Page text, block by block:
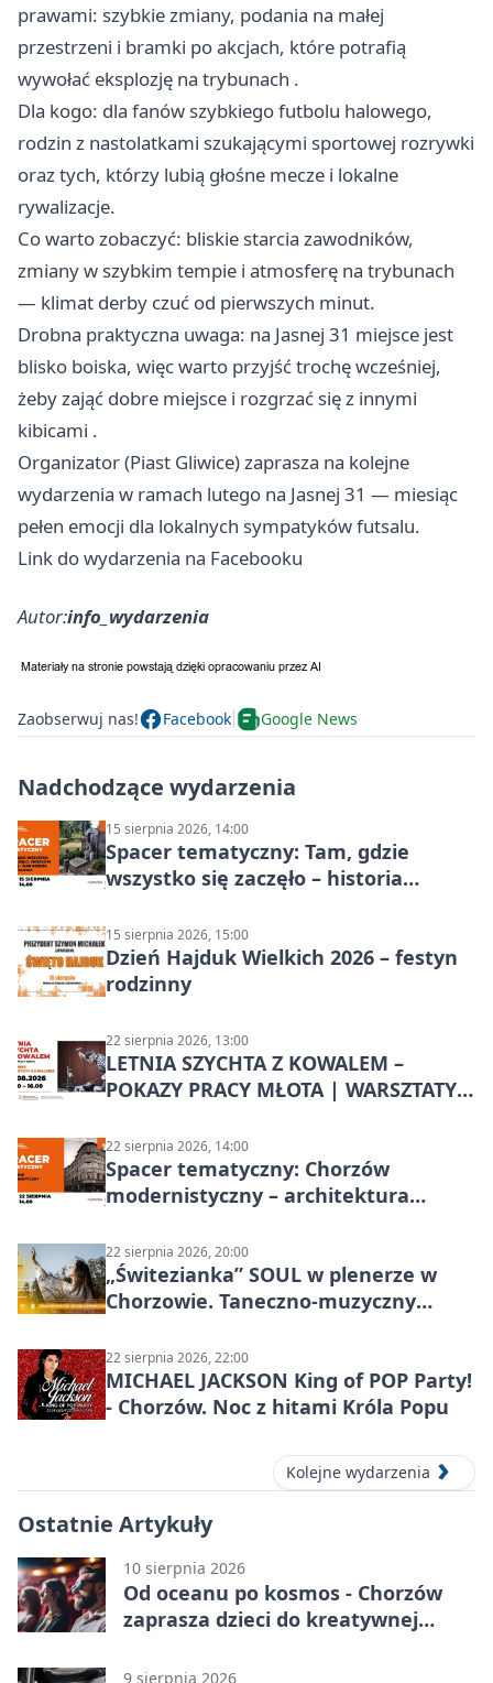
prawami: szybkie zmiany, podania na małej
przestrzeni i bramki po akcjach, które potrafią
wywołać eksplozję na trybunach .
Dla kogo: dla fanów szybkiego futbolu halowego,
rodzin z nastolatkami szukającymi sportowej rozrywki
oraz tych, którzy lubią głośne mecze i lokalne
rywalizacje.
Co warto zobaczyć: bliskie starcia zawodników,
zmiany w szybkim tempie i atmosferę na trybunach
— klimat derby czuć od pierwszych minut.
Drobna praktyczna uwaga: na Jasnej 31 miejsce jest
blisko boiska, więc warto przyjść trochę wcześniej,
żeby zająć dobre miejsce i rozgrzać się z innymi
kibicami .
Organizator (Piast Gliwice) zaprasza na kolejne
wydarzenia w ramach lutego na Jasnej 31 — miesiąc
pełen emocji dla lokalnych sympatyków futsalu.
Link do wydarzenia na Facebooku
Autor:info_wydarzenia
Zaobserwuj nas! Facebook Google News
Nadchodzące wydarzenia
15 sierpnia 2026, 14:00
Spacer tematyczny: Tam, gdzie
wszystko się zaczęło – historia
15 sierpnia 2026, 15:00
Dzień Hajduk Wielkich 2026 – festyn
rodzinny
22 sierpnia 2026, 13:00
LETNIA SZYCHTA Z KOWALEM –
POKAZY PRACY MŁOTA | WARSZTATY
22 sierpnia 2026, 14:00
Spacer tematyczny: Chorzów
modernistyczny – architektura
22 sierpnia 2026, 20:00
„Świtezianka” SOUL w plenerze w
Chorzowie. Taneczno-muzyczny
22 sierpnia 2026, 22:00
MICHAEL JACKSON King of POP Party!
- Chorzów. Noc z hitami Króla Popu
Kolejne wydarzenia
Ostatnie Artykuły
10 sierpnia 2026
Od oceanu po kosmos - Chorzów
zaprasza dzieci do kreatywnej
9 sierpnia 2026